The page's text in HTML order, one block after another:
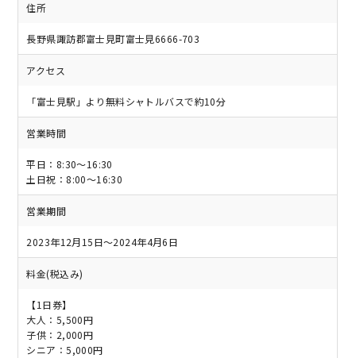
住所
長野県諏訪郡富士見町富士見6666-703
アクセス
「富士見駅」より無料シャトルバスで約10分
営業時間
平日：8:30～16:30
土日祝：8:00～16:30
営業期間
2023年12月15日～2024年4月6日
料金(税込み)
【1日券】
大人：5,500円
子供：2,000円
シニア：5,000円